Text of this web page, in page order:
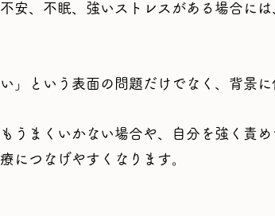
安、不眠、強いストレスがある場合に
」という表面の問題だけでなく、背景
うまくいかない場合や、自分を強く責
につなげやすくなります。